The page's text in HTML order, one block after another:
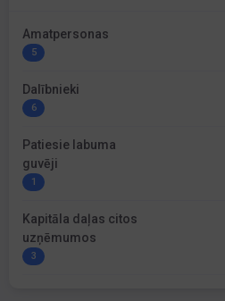
Amatpersonas
5
Dalībnieki
6
Patiesie labuma
guvēji
1
Kapitāla daļas citos
uzņēmumos
3